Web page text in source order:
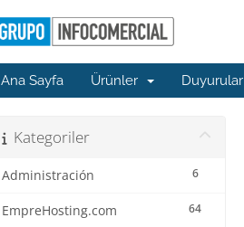
Ana Sayfa Ürünler Duyurular
Kategoriler
6
Administración
64
EmpreHosting.com